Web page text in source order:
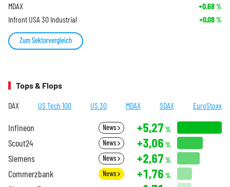
MDAX +0,68%
Infront USA 30 Industrial +0,08%
Zum Sektorvergleich
Tops & Flops
DAX US Tech 100 US 30 MDAX SDAX EuroStoxx
Infineon News +5,27 %
Scout24 News +3,06 %
Siemens News +2,67 %
Commerzbank News +1,76 %